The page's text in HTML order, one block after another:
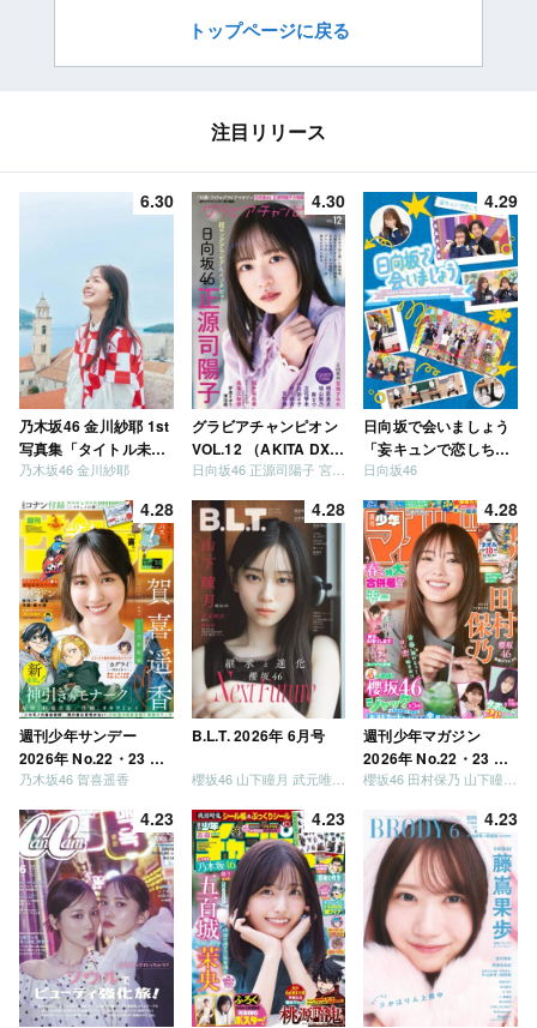
トップページに戻る
注目リリース
6.30
乃木坂46 金川紗耶 1st
写真集「タイトル未
定」
乃木坂46 金川紗耶
4.30
グラビアチャンピオン
VOL.12 （AKITA DXシ
リーズ）
日向坂46 正源司陽子 宮地すみれ
4.29
日向坂で会いましょう
「妄キュンで恋しちゃ
いましょう」「どっち
う」「ご褒美でロケし
ましょう」「フレンド
リーになりましょう」
「笑って卒業を祝いま
しょう」 [Blu-ray]
日向坂46
4.28
週刊少年サンデー
2026年 No.22・23 合
併号
乃木坂46 賀喜遥香
4.28
B.L.T. 2026年 6月号
櫻坂46 山下瞳月 武元唯衣 / 乃木坂46 海邉朱莉
4.28
週刊少年マガジン
2026年 No.22・23 合
併号
4.23 4.23 4.23